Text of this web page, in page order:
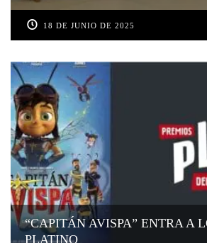
18 DE JUNIO DE 2025
“CAPITÁN AVISPA” ENTRA A
PLATINO